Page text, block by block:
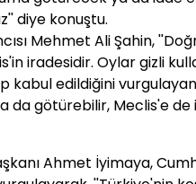
diye konuştu.
Mehmet Ali Şahin,
iradesidir. Oylar gizli
kabul edildiğini
da götürebilir, Meclis'e de
Ahmet İyimaya,